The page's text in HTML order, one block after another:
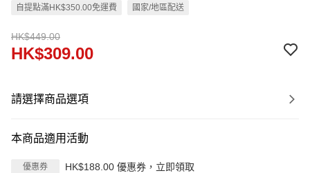
自提點滿HK$350.00免運費 國家/地區配送
HK$449.00
HK$309.00
請選擇商品選項
本商品適用活動
優惠券 HK$188.00 優惠券，立即領取